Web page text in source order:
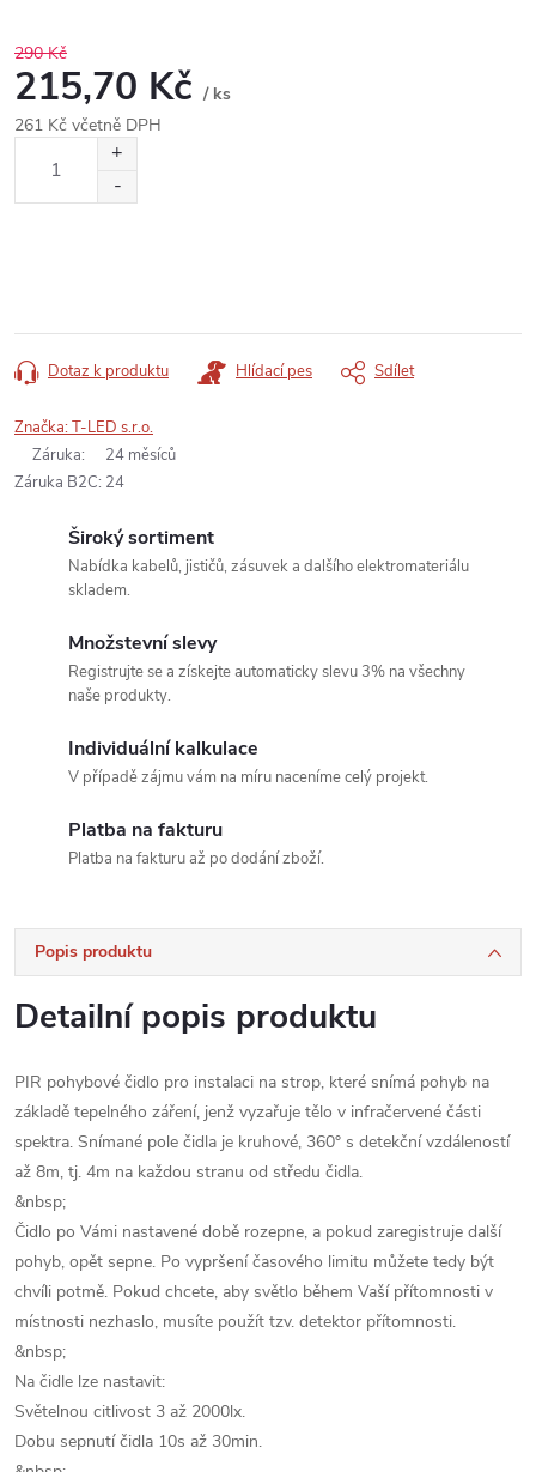
290 Kč
215,70 Kč / ks
261 Kč včetně DPH
Dotaz k produktu Hlídací pes Sdílet
Značka:T-LED s.r.o.
Záruka:
24 měsíců
Záruka B2C: 24
Široký sortiment
Nabídka kabelů, jističů, zásuvek a dalšího elektromateriálu
skladem.
Množstevní slevy
Registrujte se a získejte automaticky slevu 3% na všechny
naše produkty.
Individuální kalkulace
V případě zájmu vám na míru naceníme celý projekt.
Platba na fakturu
Platba na fakturu až po dodání zboží.
Popis produktu
Detailní popis produktu
PIR pohybové čidlo pro instalaci na strop, které snímá pohyb na
základě tepelného záření, jenž vyzařuje tělo v infračervené části
spektra. Snímané pole čidla je kruhové, 360° s detekční vzdáleností
až 8m, tj. 4m na každou stranu od středu čidla.
&nbsp;
Čidlo po Vámi nastavené době rozepne, a pokud zaregistruje další
pohyb, opět sepne. Po vypršení časového limitu můžete tedy být
chvíli potmě. Pokud chcete, aby světlo během Vaší přítomnosti v
místnosti nezhaslo, musíte použít tzv. detektor přítomnosti.
&nbsp;
Na čidle lze nastavit:
Světelnou citlivost 3 až 2000lx.
Dobu sepnutí čidla 10s až 30min.